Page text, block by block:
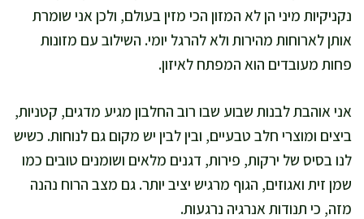
נקניקיות מיני הן לא המזון הכי מזין בעולם, ולכן אני שומרת
אותן לארוחות מהירות ולא להרגל יומי. השילוב עם מזונות
פחות מעובדים הוא המפתח לאיזון.
אני אוהבת לבנות שבוע שבו רוב החלבון מגיע מדגים, קטניות,
ביצים ומוצרי חלב טבעיים, ובין לבין יש מקום גם לנוחות. כשיש
לנו בסיס של ירקות, פירות, דגנים מלאים ושומנים טובים כמו
שמן זית ואגוזים, הגוף מרגיש יציב יותר. גם מצב הרוח נהנה
מזה, כי תנודות אנרגיה נרגעות.